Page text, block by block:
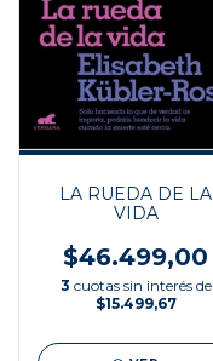
LA RUEDA DE LA
VIDA
$46.499,00
3 cuotas sin interés de
$15.499,67